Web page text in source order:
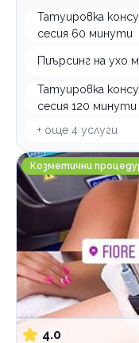
Татуировка
сесия 60 минути
Пиърсинг на ухо
Татуировка
сесия 120 минути
+ още 4 услуги
Лазерна епилация
Козметични
4.0